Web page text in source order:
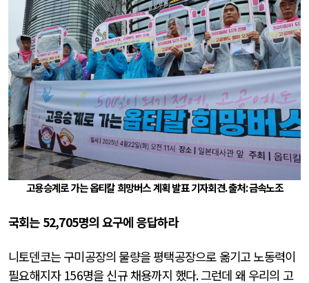
고용승계로 가는 옵티칼 희망버스 계획 발표 기자회견. 출처:금속노조
국회는 52,705명의 요구에 응답하라
니토덴코는 구미공장의 물량을 평택공장으로 옮기고 노동력이
필요해지자 156명을 신규 채용까지 했다.그런데 왜 우리의 고